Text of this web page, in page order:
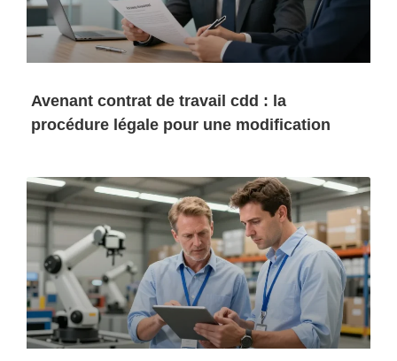
Avenant contrat de travail cdd : la
procédure légale pour une modification